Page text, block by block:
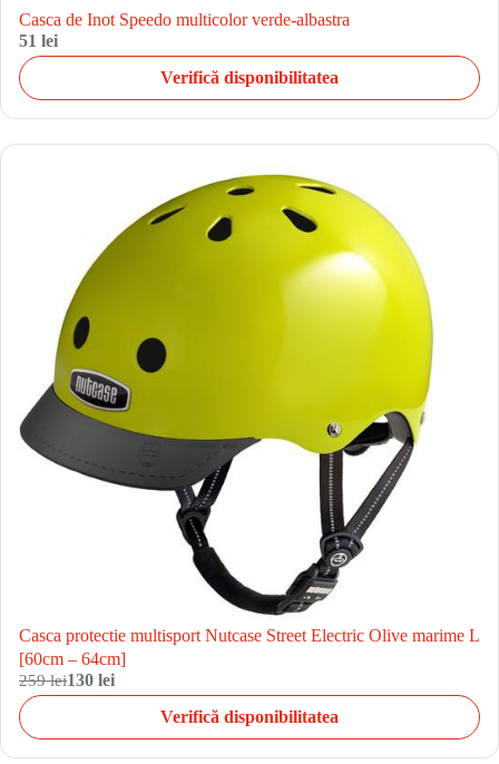
Casca de Inot Speedo multicolor verde-albastra
51 lei
Verifică disponibilitatea
Casca protectie multisport Nutcase Street Electric Olive marime L
[60cm – 64cm]
259 lei130 lei
Verifică disponibilitatea